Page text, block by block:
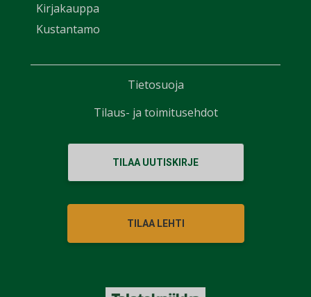
Kirjakauppa
Kustantamo
TILAA UUTISKIRJE
TILAA LEHTI
Tietosuoja
Tilaus- ja toimitusehdot